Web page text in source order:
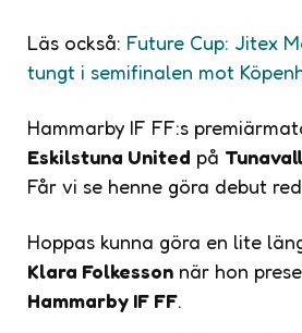
Läs också: Future Cup: Jitex
tungt i semifinalen mot
Hammarby IF FF:s
Eskilstuna United på
Får vi se henne göra debut
Hoppas kunna göra en lite
Klara Folkesson när hon
Hammarby IF FF.